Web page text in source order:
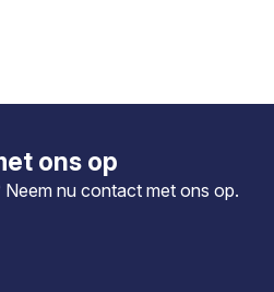
ons op
Neem nu contact met ons op.